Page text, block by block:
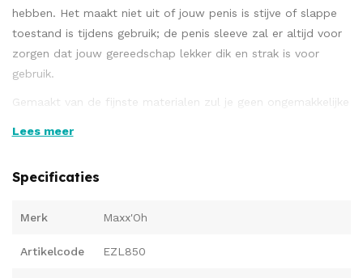
hebben. Het maakt niet uit of jouw penis is stijve of slappe
toestand is tijdens gebruik; de penis sleeve zal er altijd voor
zorgen dat jouw gereedschap lekker dik en strak is voor
gebruik.
Gemaakt van de fijnste materialen zul je geen ongemakkelijke
afwisselend stimulerend gevoel gegarandeerd met deze
afgevlakt waardoor het gevoel lekker stimulerend is.
Lees meer
Specificaties
Merk Maxx'Oh
Artikelcode EZL850